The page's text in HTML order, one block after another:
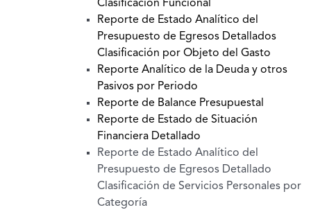
Clasificación Funcional
Reporte de Estado Analítico del
Presupuesto de Egresos Detallados
Clasificación por Objeto del Gasto
Reporte Analítico de la Deuda y otros
Pasivos por Periodo
Reporte de Balance Presupuestal
Reporte de Estado de Situación
Financiera Detallado
Reporte de Estado Analítico del
Presupuesto de Egresos Detallado
Clasificación de Servicios Personales por
Categoría